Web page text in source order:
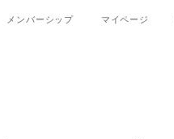
メンバーシップ マイページ